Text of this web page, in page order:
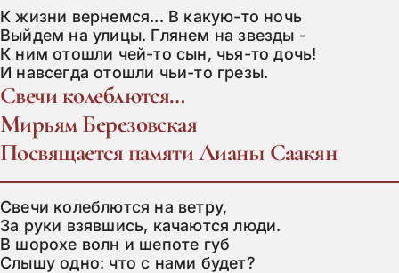
К жизни вернемся... В какую-то ночь
Выйдем на улицы. Глянем на звезды -
К ним отошли чей-то сын, чья-то дочь!
И навсегда отошли чьи-то грезы.
Свечи колеблются…
Мирьям Березовская
Посвящается памяти Лианы Саакян
Свечи колеблются на ветру,
За руки взявшись, качаются люди.
В шорохе волн и шепоте губ
Слышу одно: что с нами будет?